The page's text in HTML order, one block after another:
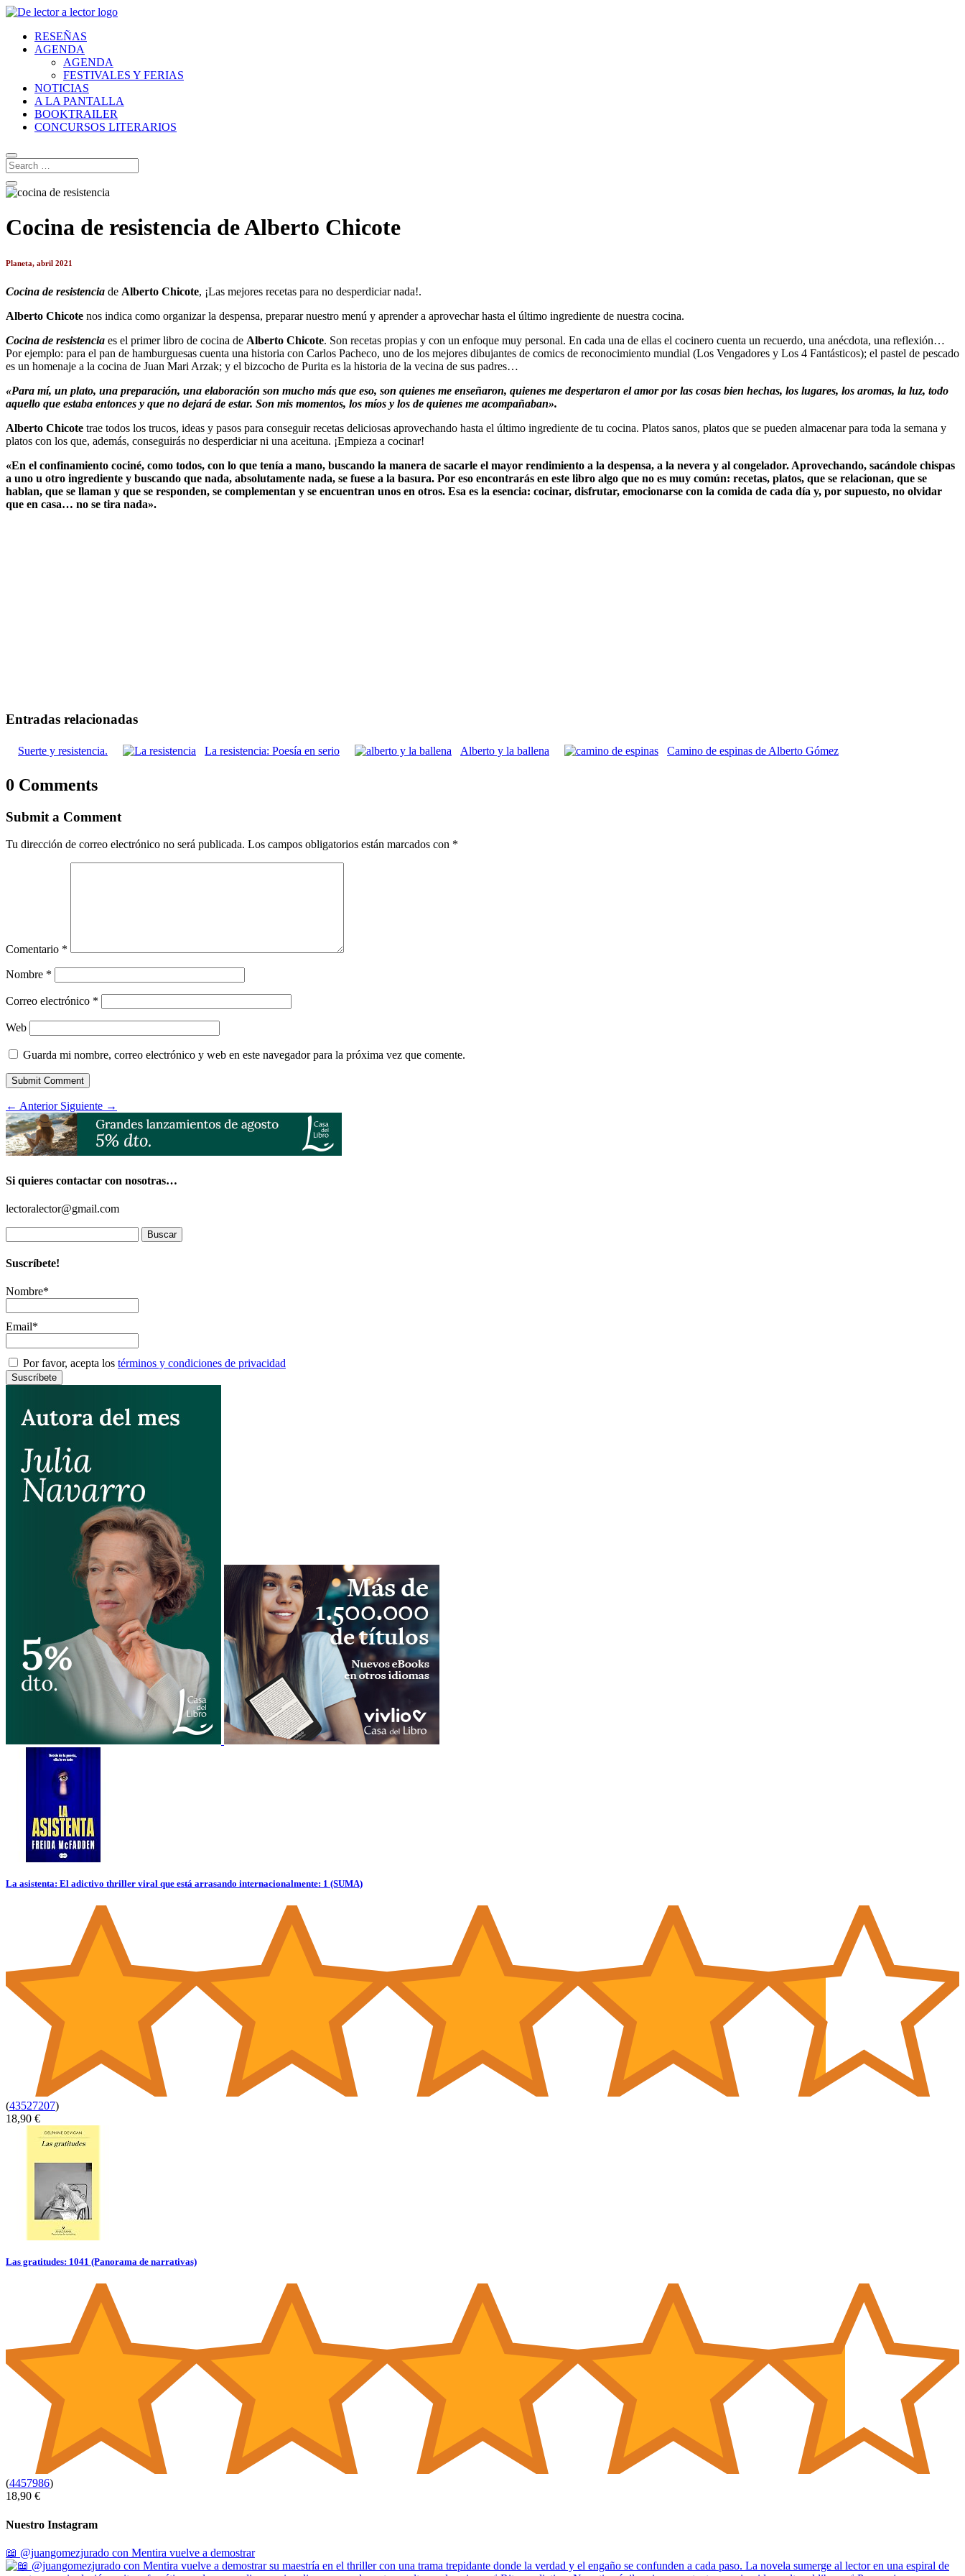
RESEÑAS
AGENDA
AGENDA
FESTIVALES Y FERIAS
NOTICIAS
A LA PANTALLA
BOOKTRAILER
CONCURSOS LITERARIOS
Cocina de resistencia de Alberto Chicote
Planeta, abril 2021
Cocina de resistencia de Alberto Chicote, ¡Las mejores recetas para no desperdiciar nada!.
Alberto Chicote nos indica como organizar la despensa, preparar nuestro menú y aprender a aprovechar hasta el último ingrediente de nuestra cocina.
Cocina de resistencia es el primer libro de cocina de Alberto Chicote. Son recetas propias y con un enfoque muy personal. En cada una de ellas el cocinero cuenta un recuerdo, una anécdota, una reflexión…
Por ejemplo: para el pan de hamburguesas cuenta una historia con Carlos Pacheco, uno de los mejores dibujantes de comics de reconocimiento mundial (Los Vengadores y Los 4 Fantásticos); el pastel de pescado
es un homenaje a la cocina de Juan Mari Arzak; y el bizcocho de Purita es la historia de la vecina de sus padres…
«Para mí, un plato, una preparación, una elaboración son mucho más que eso, son quienes me enseñaron, quienes me despertaron el amor por las cosas bien hechas, los lugares, los aromas, la luz, todo
aquello que estaba entonces y que no dejará de estar. Son mis momentos, los míos y los de quienes me acompañaban».
Alberto Chicote trae todos los trucos, ideas y pasos para conseguir recetas deliciosas aprovechando hasta el último ingrediente de tu cocina. Platos sanos, platos que se pueden almacenar para toda la semana y
platos con los que, además, conseguirás no desperdiciar ni una aceituna. ¡Empieza a cocinar!
«En el confinamiento cociné, como todos, con lo que tenía a mano, buscando la manera de sacarle el mayor rendimiento a la despensa, a la nevera y al congelador. Aprovechando, sacándole chispas
a uno u otro ingrediente y buscando que nada, absolutamente nada, se fuese a la basura. Por eso encontrarás en este libro algo que no es muy común: recetas, platos, que se relacionan, que se
hablan, que se llaman y que se responden, se complementan y se encuentran unos en otros. Esa es la esencia: cocinar, disfrutar, emocionarse con la comida de cada día y, por supuesto, no olvidar
que en casa… no se tira nada».
Entradas relacionadas
Suerte y resistencia. La resistencia: Poesía en serio Alberto y la ballena Camino de espinas de Alberto Gómez
0 Comments
Submit a Comment
Tu dirección de correo electrónico no será publicada. Los campos obligatorios están marcados con *
Comentario *
Nombre *
Correo electrónico *
Web
Guarda mi nombre, correo electrónico y web en este navegador para la próxima vez que comente.
Submit Comment
← Anterior Siguiente →
Si quieres contactar con nosotras…
lectoralector@gmail.com
Suscríbete!
Nombre*
Email*
Por favor, acepta los términos y condiciones de privacidad
La asistenta: El adictivo thriller viral que está arrasando internacionalmente: 1 (SUMA)
(43527207)
18,90 €
Las gratitudes: 1041 (Panorama de narrativas)
(4457986)
18,90 €
Nuestro Instagram
📖 @juangomezjurado con Mentira vuelve a demostrar